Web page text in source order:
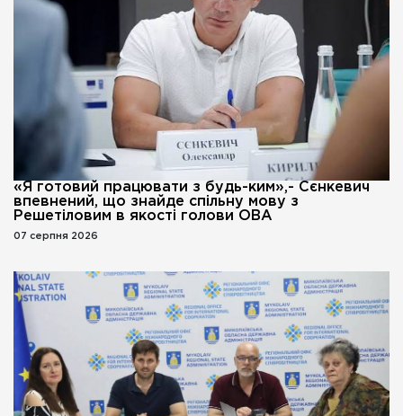
«Я готовий працювати з будь-ким»,- Сєнкевич
впевнений, що знайде спільну мову з
Решетіловим в якості голови ОВА
07 серпня 2026